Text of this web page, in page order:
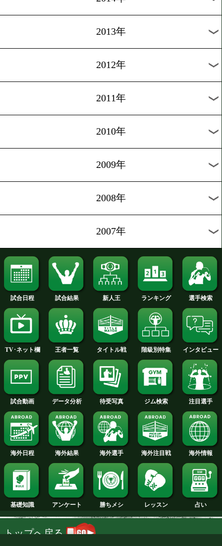
2021年
2020年
2018年
2016年
2015年
2014年
2013年
2012年
2011年
2010年